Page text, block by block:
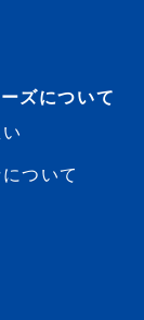
ズについて
ついて